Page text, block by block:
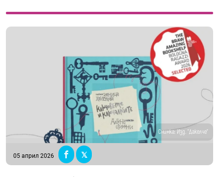
Снимка: Изд. "Дакелче"
05 април 2026